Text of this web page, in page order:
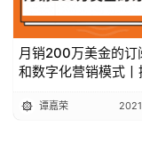
月销200万美金的订
和数字化营销模式丨
谭嘉荣